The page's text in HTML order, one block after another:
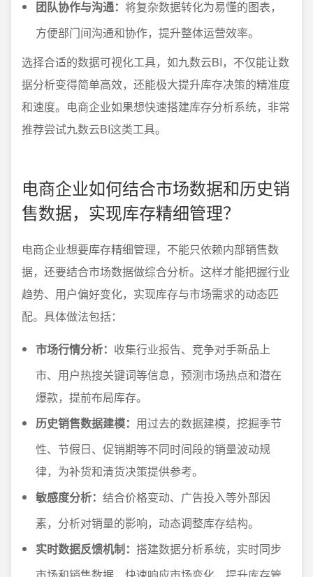
团队协作与沟通： 将复杂数据转化为易懂的图表，
方便部门间沟通和协作，提升整体运营效率。
选择合适的数据可视化工具，如九数云BI，不仅能让数
据分析变得简单高效，还能极大提升库存决策的精准度
和速度。电商企业如果想快速搭建库存分析系统，非常
推荐尝试九数云BI这类工具。
电商企业如何结合市场数据和历史销
售数据，实现库存精细管理？
电商企业想要库存精细管理，不能只依赖内部销售数
据，还要结合市场数据做综合分析。这样才能把握行业
趋势、用户偏好变化，实现库存与市场需求的动态匹
配。具体做法包括：
市场行情分析： 收集行业报告、竞争对手新品上
市、用户热搜关键词等信息，预测市场热点和潜在
爆款，提前布局库存。
历史销售数据建模： 用过去的数据建模，挖掘季节
性、节假日、促销期等不同时间段的销量波动规
律，为补货和清货决策提供参考。
敏感度分析： 结合价格变动、广告投入等外部因
素，分析对销量的影响，动态调整库存结构。
实时数据反馈机制： 搭建数据分析系统，实时同步